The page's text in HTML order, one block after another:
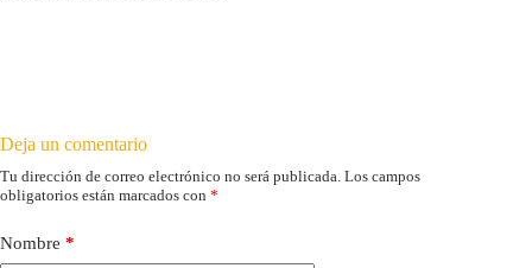
Deja un comentario
Tu dirección de correo electrónico no será publicada. Los campos
obligatorios están marcados con *
Nombre *